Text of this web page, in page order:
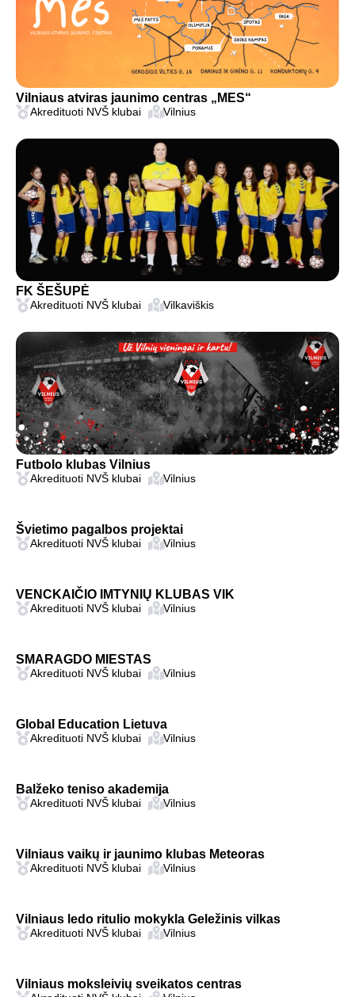
Vilniaus atviras jaunimo centras „MES“
Akredituoti NVŠ klubai Vilnius
FK ŠEŠUPĖ
Akredituoti NVŠ klubai Vilkaviškis
Futbolo klubas Vilnius
Akredituoti NVŠ klubai Vilnius
Švietimo pagalbos projektai
Akredituoti NVŠ klubai Vilnius
VENCKAIČIO IMTYNIŲ KLUBAS VIK
Akredituoti NVŠ klubai Vilnius
SMARAGDO MIESTAS
Akredituoti NVŠ klubai Vilnius
Global Education Lietuva
Akredituoti NVŠ klubai Vilnius
Balžeko teniso akademija
Akredituoti NVŠ klubai Vilnius
Vilniaus vaikų ir jaunimo klubas Meteoras
Akredituoti NVŠ klubai Vilnius
Vilniaus ledo ritulio mokykla Geležinis vilkas
Akredituoti NVŠ klubai Vilnius
Vilniaus moksleivių sveikatos centras